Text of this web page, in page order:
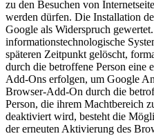
zu den Besuchen von
werden dürfen. Die Installation
Google als Widerspruch
informationstechnologische
späteren Zeitpunkt gelöscht,
durch die betroffene Person eine
Add-Ons erfolgen, um Google
Browser-Add-On durch die
Person, die ihrem Machtbereich
deaktiviert wird, besteht die
der erneuten Aktivierung des